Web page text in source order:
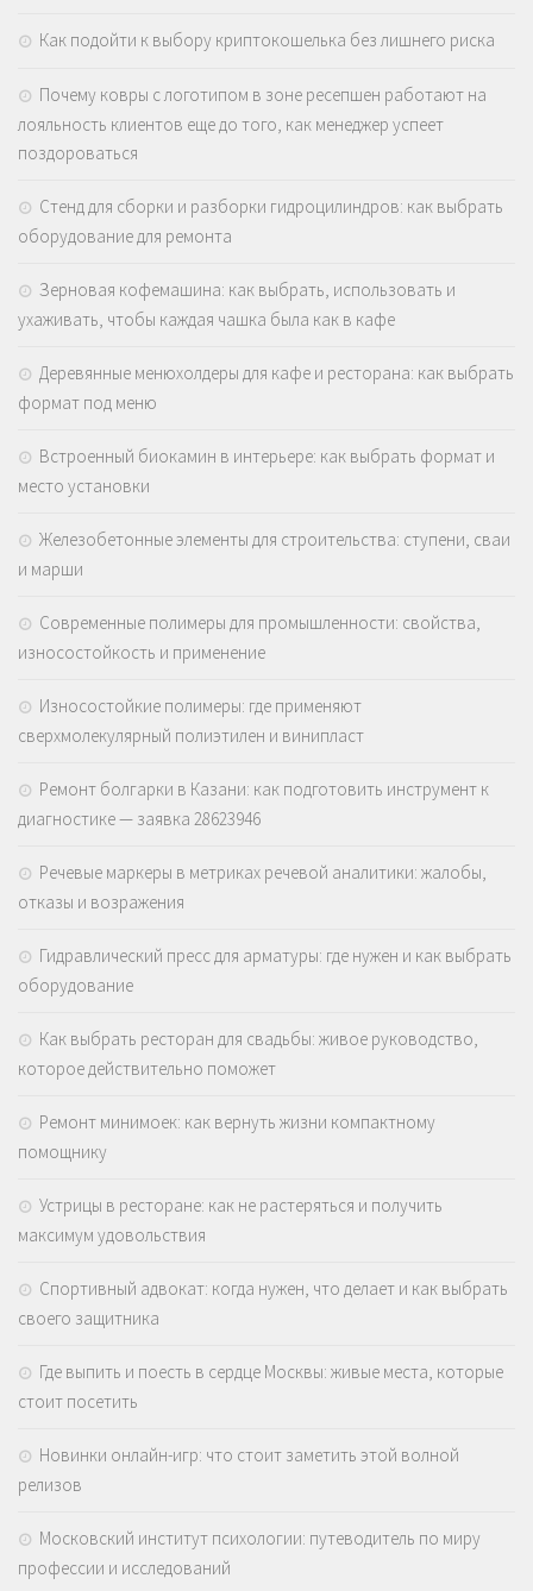
Как подойти к выбору криптокошелька без лишнего риска
Почему ковры с логотипом в зоне ресепшен работают на
лояльность клиентов еще до того, как менеджер успеет
поздороваться
Стенд для сборки и разборки гидроцилиндров: как выбрать
оборудование для ремонта
Зерновая кофемашина: как выбрать, использовать и
ухаживать, чтобы каждая чашка была как в кафе
Деревянные менюхолдеры для кафе и ресторана: как выбрать
формат под меню
Встроенный биокамин в интерьере: как выбрать формат и
место установки
Железобетонные элементы для строительства: ступени, сваи
и марши
Современные полимеры для промышленности: свойства,
износостойкость и применение
Износостойкие полимеры: где применяют
сверхмолекулярный полиэтилен и винипласт
Ремонт болгарки в Казани: как подготовить инструмент к
диагностике — заявка 28623946
Речевые маркеры в метриках речевой аналитики: жалобы,
отказы и возражения
Гидравлический пресс для арматуры: где нужен и как выбрать
оборудование
Как выбрать ресторан для свадьбы: живое руководство,
которое действительно поможет
Ремонт минимоек: как вернуть жизни компактному
помощнику
Устрицы в ресторане: как не растеряться и получить
максимум удовольствия
Спортивный адвокат: когда нужен, что делает и как выбрать
своего защитника
Где выпить и поесть в сердце Москвы: живые места, которые
стоит посетить
Новинки онлайн-игр: что стоит заметить этой волной
релизов
Московский институт психологии: путеводитель по миру
профессии и исследований